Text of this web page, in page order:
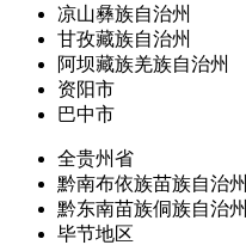
凉山彝族自治州
甘孜藏族自治州
阿坝藏族羌族自治州
资阳市
巴中市
全贵州省
黔南布依族苗族自治州
黔东南苗族侗族自治州
毕节地区